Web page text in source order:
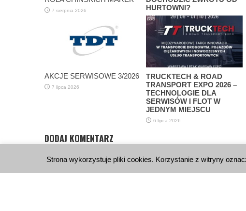
7 sierpnia 2026
HURTOWNI?
30 lipca 2026
AKCJE SERWISOWE 3/2026
7 lipca 2026
TRUCKTECH & ROAD
TRANSPORT EXPO 2026 –
TECHNOLOGIE DLA
SERWISÓW I FLOT W
JEDNYM MIEJSCU
6 lipca 2026
DODAJ KOMENTARZ
Strona wykorzystuje pliki cookies. Korzystanie z witryny